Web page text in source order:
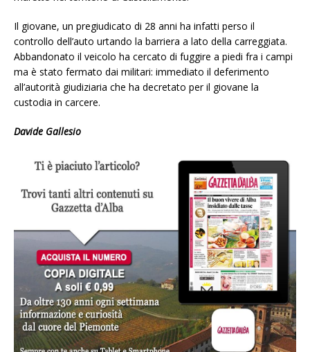
Il giovane, un pregiudicato di 28 anni ha infatti perso il
controllo dell’auto urtando la barriera a lato della carreggiata.
Abbandonato il veicolo ha cercato di fuggire a piedi fra i campi
ma è stato fermato dai militari: immediato il deferimento
all’autorità giudiziaria che ha decretato per il giovane la
custodia in carcere.
Davide Gallesio